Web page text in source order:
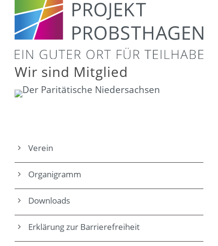
Wir sind Mitglied
Verein
Organigramm
Downloads
Erklärung zur Barrierefreiheit